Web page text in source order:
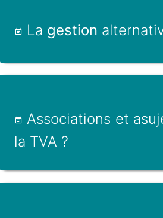
La gestion
Associations et
la TVA ?